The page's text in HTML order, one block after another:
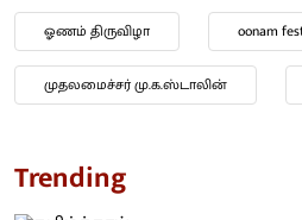
ஓணம் திருவிழா oonam
முதலமைச்சர் மு.க.ஸ்டாலின்
Trending